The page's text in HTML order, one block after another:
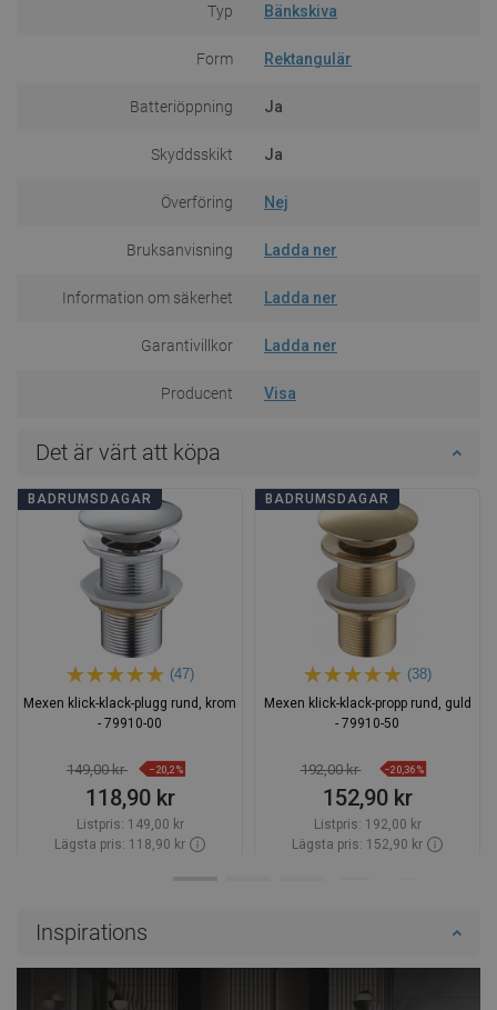
Typ Bänkskiva
Form Rektangulär
Batteriöppning Ja
Skyddsskikt Ja
Överföring Nej
Bruksanvisning Ladda ner
Information om säkerhet Ladda ner
Garantivillkor Ladda ner
Producent Visa
Det är värt att köpa
BADRUMSDAGAR
(47)
Mexen klick-klack-plugg rund, krom
- 79910-00
149,00 kr −20,2%
118,90 kr
Listpris: 149,00 kr
Lägsta pris: 118,90 kr
BADRUMSDAGAR
(38)
Mexen klick-klack-propp rund, guld
- 79910-50
192,00 kr −20,36%
152,90 kr
Listpris: 192,00 kr
Lägsta pris: 152,90 kr
Inspirations